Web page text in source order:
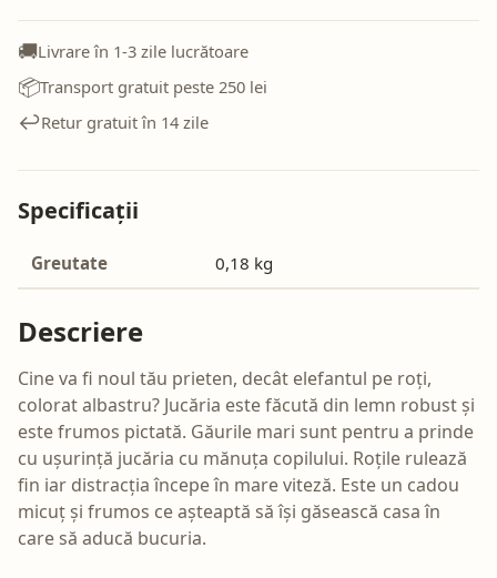
🚚Livrare în 1-3 zile lucrătoare
📦Transport gratuit peste 250 lei
↩️Retur gratuit în 14 zile
Specificații
Greutate 0,18 kg
Descriere
Cine va fi noul tău prieten, decât elefantul pe roți,
colorat albastru? Jucăria este făcută din lemn robust și
este frumos pictată. Găurile mari sunt pentru a prinde
cu ușurință jucăria cu mănuța copilului. Roțile rulează
fin iar distracția începe în mare viteză. Este un cadou
micuț și frumos ce așteaptă să își găsească casa în
care să aducă bucuria.